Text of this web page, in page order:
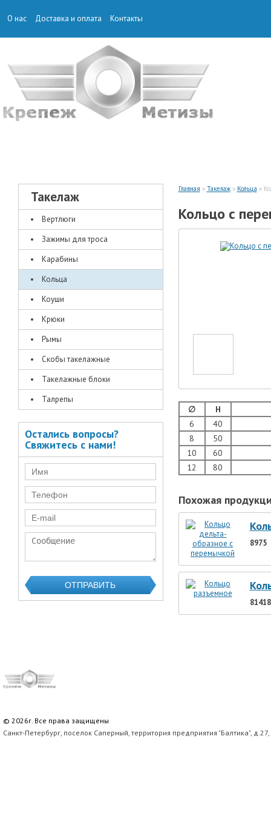
О нас Доставка и оплата Контакты
Такелаж
Вертлюги
Зажимы для троса
Карабины
Кольца
Коуши
Крюки
Рымы
Скобы такелажные
Такелажные блоки
Талрепы
Остались вопросы?
Свяжитесь с нами!
Главная » Такелаж» Кольца »
Кольцо с
∅
H
6
40
8
50
10
60
12
80
Похожая
8975
© 2026г. Все права защищены
Санкт-Петербург, поселок Саперный, территория предприятия "Балтика",